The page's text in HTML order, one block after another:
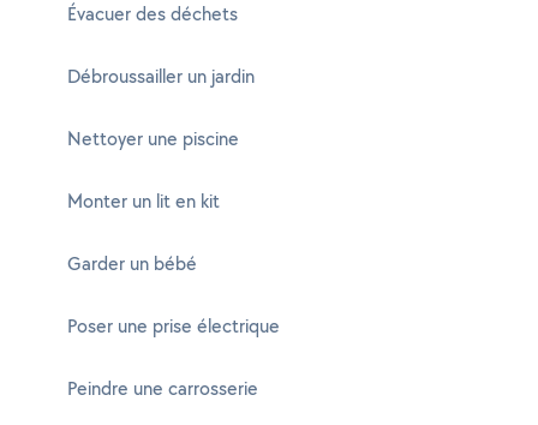
Évacuer des déchets
Débroussailler un jardin
Nettoyer une piscine
Monter un lit en kit
Garder un bébé
Poser une prise électrique
Peindre une carrosserie